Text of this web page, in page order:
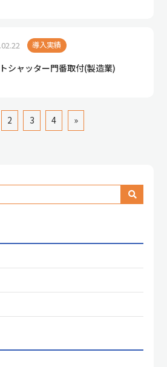
導入実績
シャッター門番取付(製造業)
2 3 4 »